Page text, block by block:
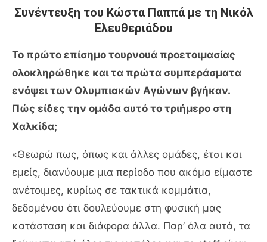
Συνέντευξη του Κώστα Παππά με τη Νικόλ
Ελευθεριάδου
Το πρώτο επίσημο τουρνουά προετοιμασίας
ολοκληρώθηκε και τα πρώτα συμπεράσματα
ενόψει των Ολυμπιακών Αγώνων βγήκαν.
Πώς είδες την ομάδα αυτό το τριήμερο στη
Χαλκίδα;
«Θεωρώ πως, όπως και άλλες ομάδες, έτσι και
εμείς, διανύουμε μια περίοδο που ακόμα είμαστε
ανέτοιμες, κυρίως σε τακτικά κομμάτια,
δεδομένου ότι δουλεύουμε στη φυσική μας
κατάσταση και διάφορα άλλα. Παρ’ όλα αυτά, τα